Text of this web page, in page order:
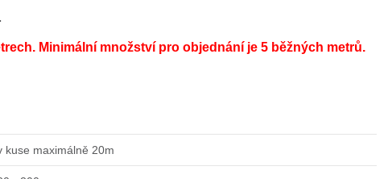
Minimální množství pro objednání je 5 běžných metrů.
kuse maximálně 20m